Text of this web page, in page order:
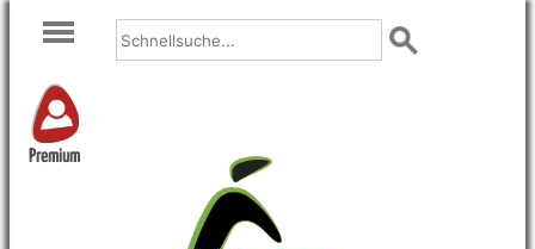
Premium